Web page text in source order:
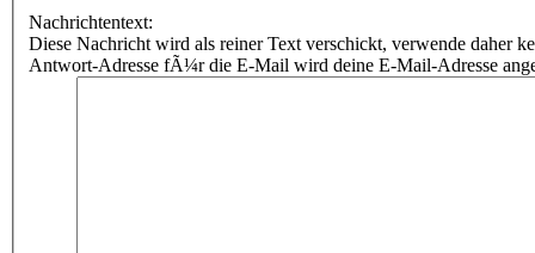
Nachrichtentext:
Diese Nachricht wird als reiner Text verschickt, verwende daher
Antwort-Adresse fÃ¼r die E-Mail wird deine E-Mail-Adresse